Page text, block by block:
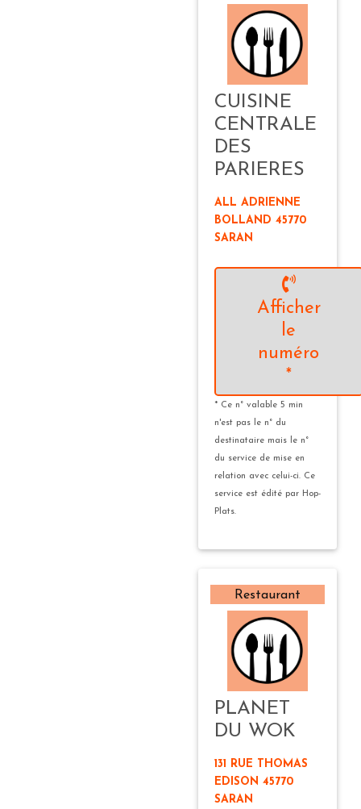
CUISINE
CENTRALE
DES
PARIERES
ALL ADRIENNE
BOLLAND 45770
SARAN
Afficher
le
numéro
*
* Ce n° valable 5 min
n'est pas le n° du
destinataire mais le n°
du service de mise en
relation avec celui-ci. Ce
service est édité par Hop-
Plats.
Restaurant
PLANET
DU WOK
131 RUE THOMAS
EDISON 45770
SARAN